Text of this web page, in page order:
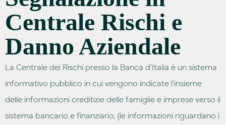
Centrale Rischi e
Danno Aziendale
La Centrale dei Rischi presso la Banca d’Italia è un sistema
informativo pubblico in cui vengono indicate l’insieme
delle informazioni creditizie delle famiglie e imprese verso il
sistema bancario e finanziario, (le informazioni riguardano i